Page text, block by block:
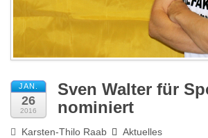
JAN.
26
2016
Sven Walter für
nominiert
Karsten-Thilo Raab Aktuelles